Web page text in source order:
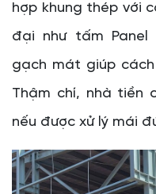
hợp khung thép với
đại như tấm Panel
gạch mát giúp
Thậm chí, nhà tiền
nếu được xử lý mái